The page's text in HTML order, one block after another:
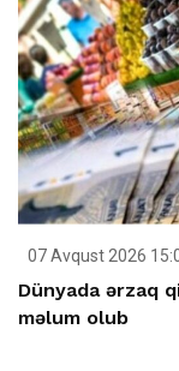
07 Avqust 2026
Dünyada ərzaq
məlum olub